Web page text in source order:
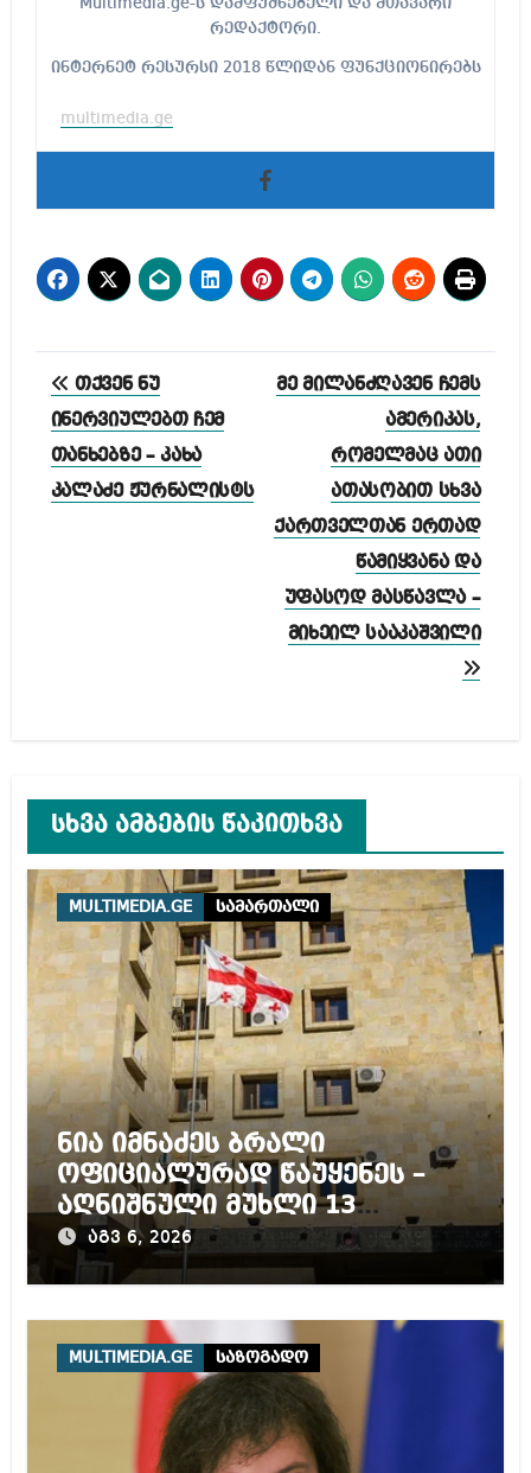
Multimedia.ge-ს დამფუძნებელი და მთავარი
რედაქტორი.
ინტერნეტ რესურსი 2018 წლიდან ფუნქციონირებს
multimedia.ge
პოსტის
ნავიგაცია
თქვენ ნუ
ინერვიულებთ ჩემ
თანხებზე – კახა
კალაძე ჟურნალისტს
მე მილანძღავენ ჩემს
ამერიკას,
რომელმაც ათი
ათასობით სხვა
ქართველთან ერთად
წამიყვანა და
უფასოდ მასწავლა –
მიხეილ სააკაშვილი
სხვა ამბების წაკითხვა
MULTIMEDIA.GE სამართალი
ნია იმნაძეს ბრალი
ოფიციალურად წაუყენეს –
აღნიშნული მუხლი 13
წლამდე პატიმრობას
ითვალისწინებს
აგვ 6, 2026
MULTIMEDIA.GE საზოგადო